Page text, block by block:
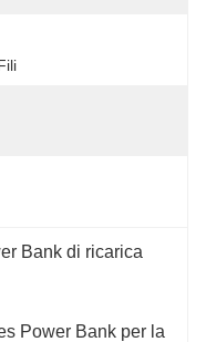
Bank di ricarica
Power Bank per la